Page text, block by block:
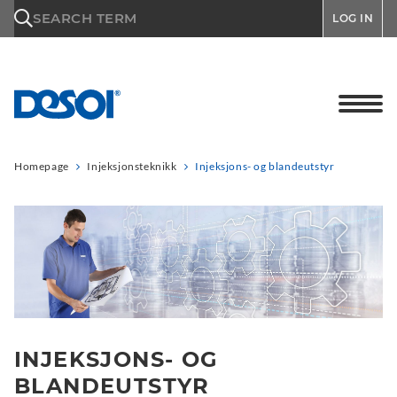
SEARCH TERM LOG IN
Homepage Injeksjonsteknikk Injeksjons- og blandeutstyr
INJEKSJONS- OG
BLANDEUTSTYR